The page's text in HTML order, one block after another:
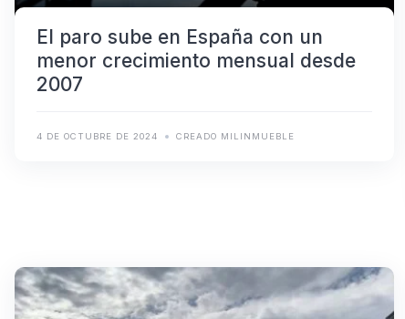
El paro sube en España con un
menor crecimiento mensual desde
2007
4 DE OCTUBRE DE 2024 CREADO MILINMUEBLE